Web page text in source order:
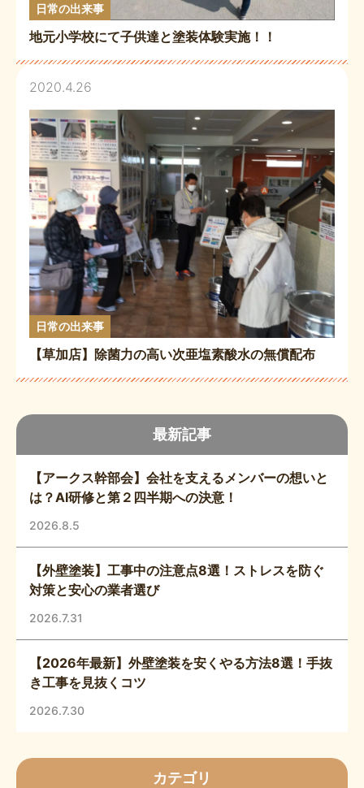
最新記事
【アークス幹部会】会社を支えるメンバーの想いと
は？AI研修と第２四半期への決意！
2026.8.5
【外壁塗装】工事中の注意点8選！ストレスを防ぐ
対策と安心の業者選び
2026.7.31
【2026年最新】外壁塗装を安くやる方法8選！手抜
き工事を見抜くコツ
2026.7.30
カテゴリ
日常の出来事
地元小学校にて子供達と塗装体験実施！！
2020.4.26
日常の出来事
【草加店】除菌力の高い次亜塩素酸水の無償配布